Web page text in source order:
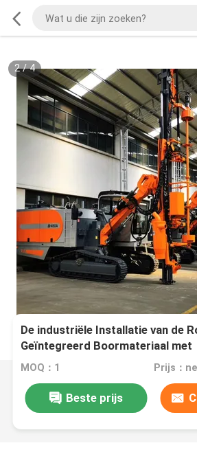
2/4
De industriële Installatie van de
Geïntegreerd Boormateriaal met
Luchtcompressor
MOQ：1 Prijs：
Beste prijs